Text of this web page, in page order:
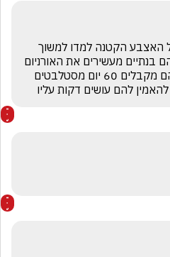
להם עושים דקות עליו